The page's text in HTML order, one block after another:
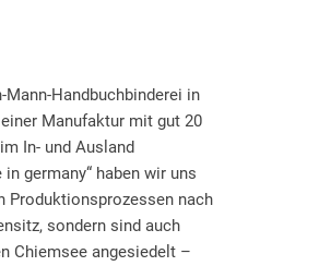
Handbuchbinderei in
Manufaktur mit gut 20
In- und Ausland
germany“ haben wir uns
Produktionsprozessen nach
sondern sind auch
Chiemsee angesiedelt –